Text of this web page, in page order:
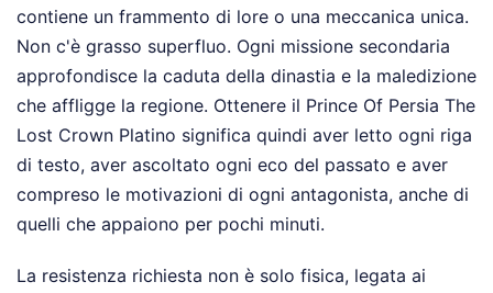
contiene un frammento di lore o una meccanica unica.
Non c'è grasso superfluo. Ogni missione secondaria
approfondisce la caduta della dinastia e la maledizione
che affligge la regione. Ottenere il Prince Of Persia The
Lost Crown Platino significa quindi aver letto ogni riga
di testo, aver ascoltato ogni eco del passato e aver
compreso le motivazioni di ogni antagonista, anche di
quelli che appaiono per pochi minuti.
La resistenza richiesta non è solo fisica, legata ai